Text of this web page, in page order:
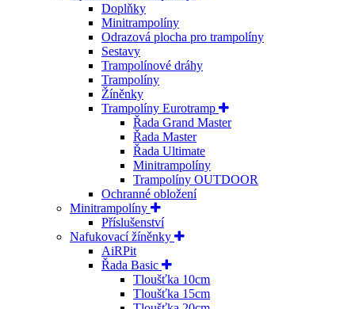
Doplňky
Minitrampolíny
Odrazová plocha pro trampolíny
Sestavy
Trampolínové dráhy
Trampolíny
Žíněnky
Trampolíny Eurotramp
Řada Grand Master
Řada Master
Řada Ultimate
Minitrampolíny
Trampolíny OUTDOOR
Ochranné obložení
Minitrampolíny
Příslušenství
Nafukovací žíněnky
AiRPit
Řada Basic
Tloušťka 10cm
Tloušťka 15cm